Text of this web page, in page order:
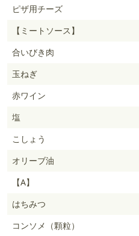
ピザ用チーズ
【ミートソース】
合いびき肉
玉ねぎ
赤ワイン
塩
こしょう
オリーブ油
【A】
はちみつ
コンソメ（顆粒）